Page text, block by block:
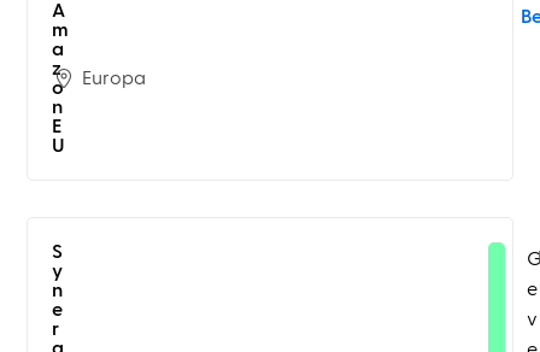
A
m
a
z
o
n
E
U
Europa
S
y
n
e
r
e
v